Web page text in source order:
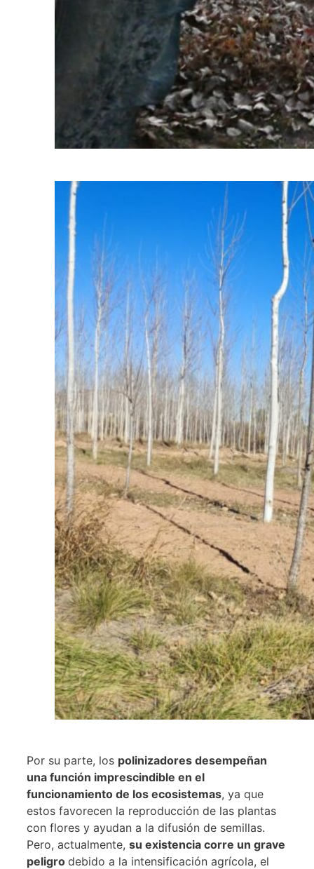
Por su parte, los polinizadores desempeñan
una función imprescindible en el
funcionamiento de los ecosistemas, ya que
estos favorecen la reproducción de las plantas
con flores y ayudan a la difusión de semillas.
Pero, actualmente, su existencia corre un grave
peligro debido a la intensificación agrícola, el